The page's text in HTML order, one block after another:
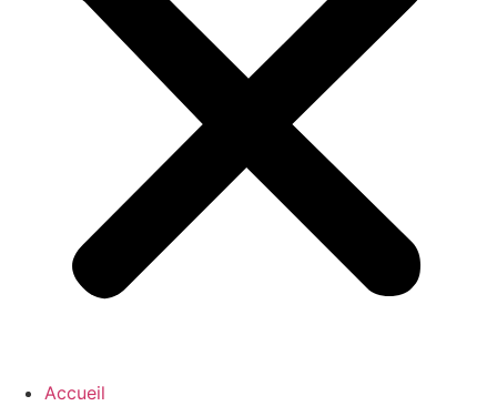
Accueil